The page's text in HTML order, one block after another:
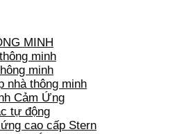
MINH
minh
minh
nhà thông minh
Cảm Ứng
tự động
cao cấp Stern